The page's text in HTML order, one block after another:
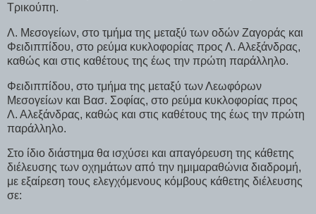
Τρικούπη.
Λ. Μεσογείων, στο τμήμα της μεταξύ των οδών Ζαγοράς και
Φειδιππίδου, στο ρεύμα κυκλοφορίας προς Λ. Αλεξάνδρας,
καθώς και στις καθέτους της έως την πρώτη παράλληλο.
Φειδιππίδου, στο τμήμα της μεταξύ των Λεωφόρων
Μεσογείων και Βασ. Σοφίας, στο ρεύμα κυκλοφορίας προς
Λ. Αλεξάνδρας, καθώς και στις καθέτους της έως την πρώτη
παράλληλο.
Στο ίδιο διάστημα θα ισχύσει και απαγόρευση της κάθετης
διέλευσης των οχημάτων από την ημιμαραθώνια διαδρομή,
με εξαίρεση τους ελεγχόμενους κόμβους κάθετης διέλευσης
σε: